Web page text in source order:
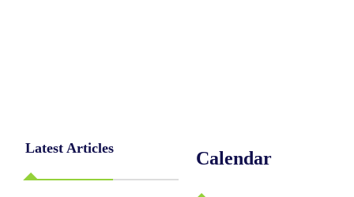
Latest Articles Calendar